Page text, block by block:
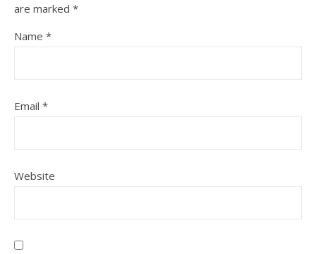
are marked *
Name *
Email *
Website